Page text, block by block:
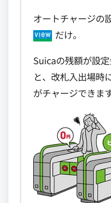
オートチャージの
だけ。
Suicaの残額が設
と、改札入出場時
がチャージできます